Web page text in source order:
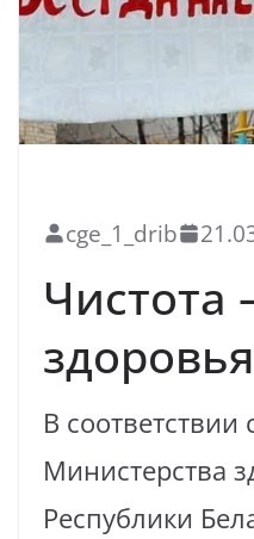
cge_1_drib
Чистота
здоровья
В
Министерства
Республики